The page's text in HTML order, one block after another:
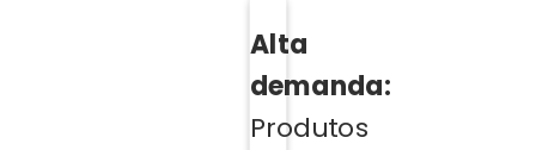
Alta
demanda:
Produtos